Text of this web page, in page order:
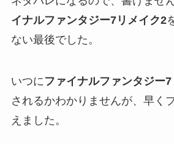
イナルファンタジー7リメイク2
ない最後でした。
いつに ファイナルファンタジー
されるかわかりませんが、早く
えました。